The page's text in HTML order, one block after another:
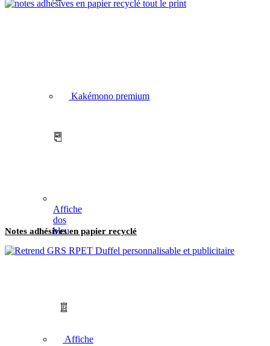
Affiche
Affiche
dos
bleu
Kakémono premium
Notes adhésives en papier recyclé